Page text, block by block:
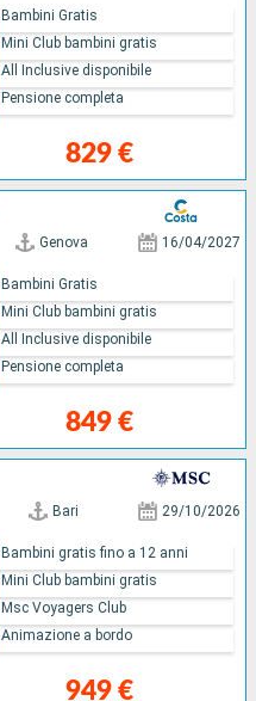
829 €
Bambini Gratis
Mini Club bambini gratis
All Inclusive disponibile
Pensione completa
Genova 16/04/2027
849 €
Bambini Gratis
Mini Club bambini gratis
All Inclusive disponibile
Pensione completa
Bari 29/10/2026
949 €
Bambini gratis fino a 12 anni
Mini Club bambini gratis
Msc Voyagers Club
Animazione a bordo